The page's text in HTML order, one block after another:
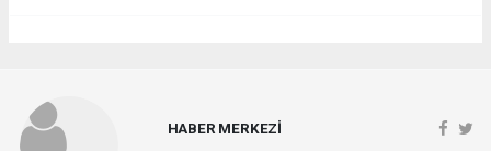
HABER MERKEZİ